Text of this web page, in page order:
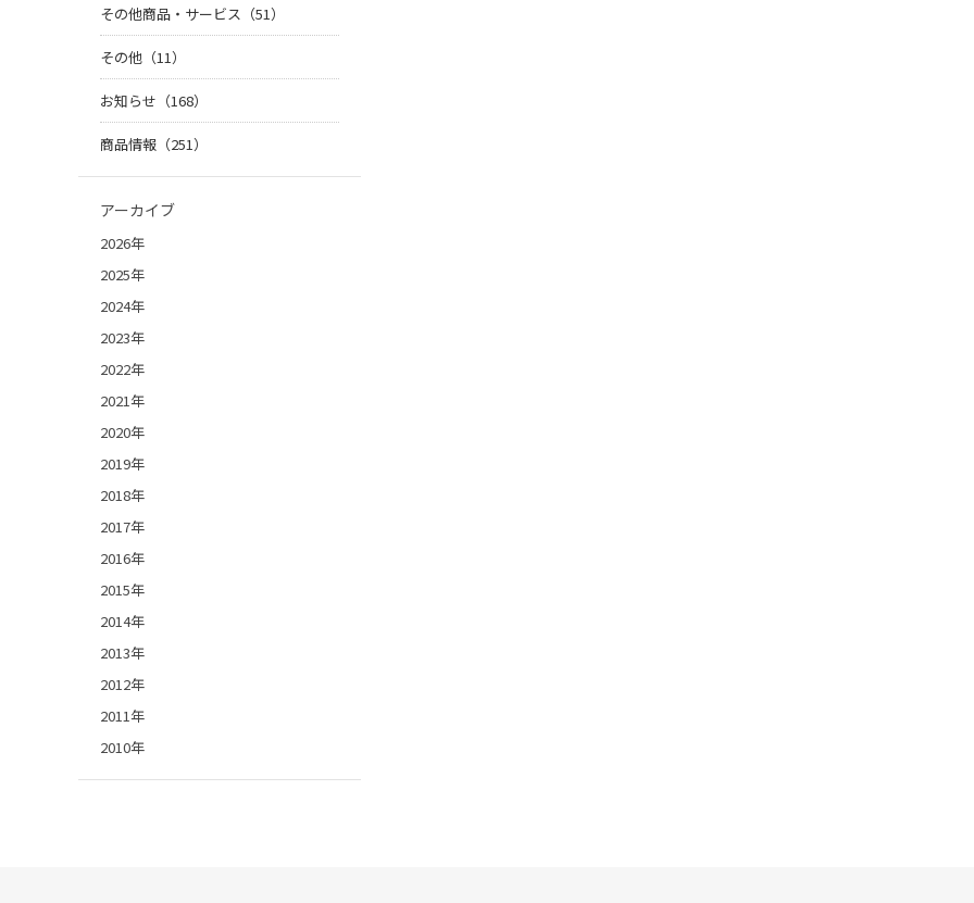
その他商品・サービス（51）
その他（11）
お知らせ（168）
商品情報（251）
アーカイブ
2026年
2025年
2024年
2023年
2022年
2021年
2020年
2019年
2018年
2017年
2016年
2015年
2014年
2013年
2012年
2011年
2010年